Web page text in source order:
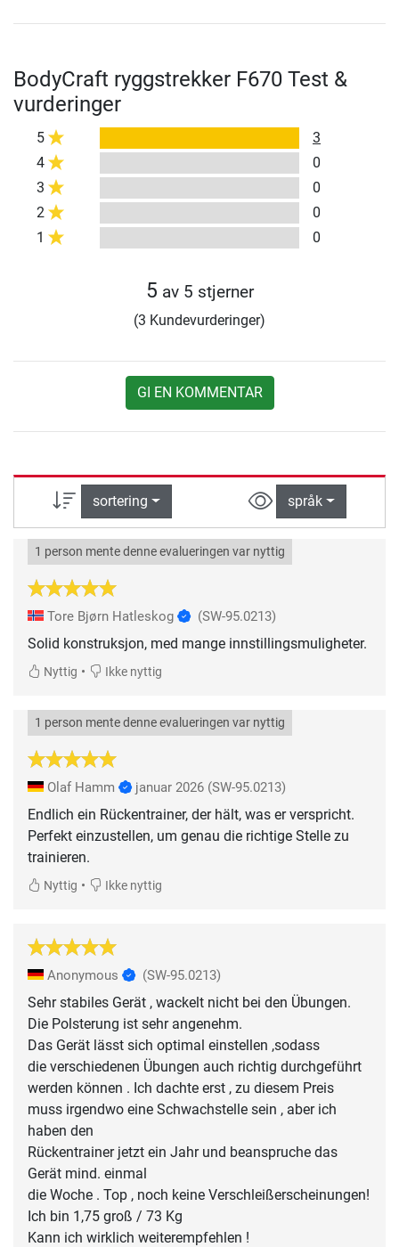
BodyCraft ryggstrekker F670 Test &
vurderinger
5
3
4
0
3
0
2
0
1
0
5 av 5 stjerner
(3 Kundevurderinger)
GI EN KOMMENTAR
sortering språk
1 person mente denne evalueringen var nyttig
Tore Bjørn Hatleskog (SW-95.0213)
Solid konstruksjon, med mange innstillingsmuligheter.
Nyttig • Ikke nyttig
1 person mente denne evalueringen var nyttig
Olaf Hamm januar 2026 (SW-95.0213)
Endlich ein Rückentrainer, der hält, was er verspricht.
Perfekt einzustellen, um genau die richtige Stelle zu
trainieren.
Nyttig • Ikke nyttig
Anonymous (SW-95.0213)
Sehr stabiles Gerät , wackelt nicht bei den Übungen.
Die Polsterung ist sehr angenehm.
Das Gerät lässt sich optimal einstellen ,sodass
die verschiedenen Übungen auch richtig durchgeführt
werden können . Ich dachte erst , zu diesem Preis
muss irgendwo eine Schwachstelle sein , aber ich
haben den
Rückentrainer jetzt ein Jahr und beanspruche das
Gerät mind. einmal
die Woche . Top , noch keine Verschleißerscheinungen!
Ich bin 1,75 groß / 73 Kg
Kann ich wirklich weiterempfehlen !